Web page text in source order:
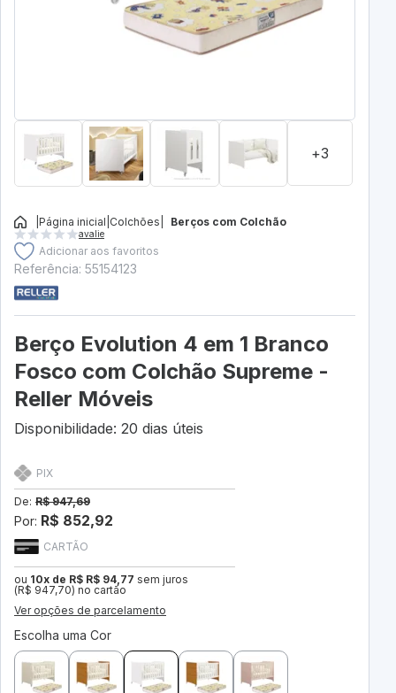
+3
Página inicial Colchões Berços com Colchão
avalie
Adicionar aos favoritos
Referência: 55154123
Berço Evolution 4 em 1 Branco
Fosco com Colchão Supreme -
Reller Móveis
Disponibilidade: 20 dias úteis
CARTÃO
ou 10x de R$ R$ 94,77 sem juros
(R$ 947,70) no cartão
Ver opções de parcelamento
PIX
De: R$ 947,69
Por: R$ 852,92
Escolha uma Cor